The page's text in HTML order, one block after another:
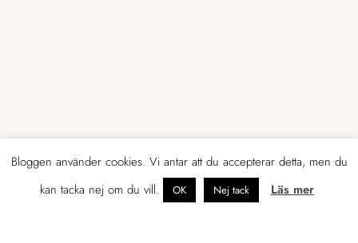
Bloggen använder cookies. Vi antar att du accepterar detta, men du
kan tacka nej om du vill.
OK Nej tack Läs mer